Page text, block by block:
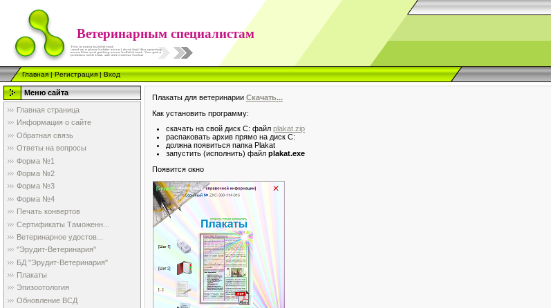
Ветеринарным специалистам
Главная|Регистрация|Вход
Меню сайта
Главная страница
Информация о сайте
Обратная связь
Ответы на вопросы
Форма №1
Форма №2
Форма №3
Форма №4
Печать конвертов
Сертификаты Таможенн...
Ветеринарное удостов...
"Эрудит-Ветеринария"
БД "Эрудит-Ветеринария"
Плакаты
Эпизоотология
Обновление ВСД
Плакаты для ветеринарии Скачать...
Как установить программу:
скачать на свой диск С: файл plakat.zip
распаковать архив прямо на диск С:
должна появиться папка Plakat
запустить (исполнить) файл plakat.exe
Появится окно